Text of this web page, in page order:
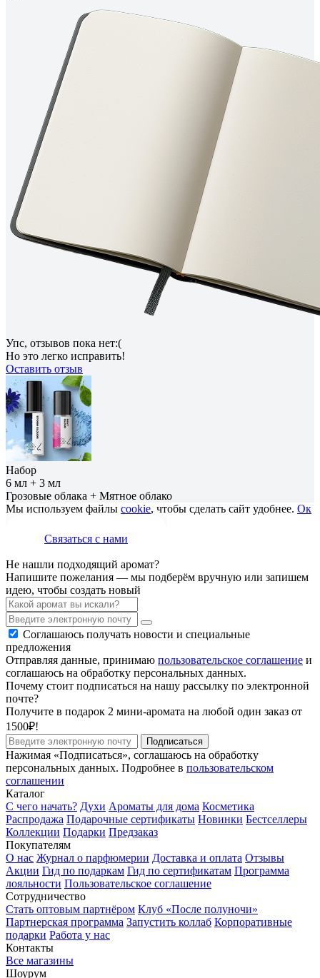
Упс, отзывов пока нет:(
Но это легко исправить!
Оставить отзыв
Набор
6 мл + 3 мл
Грозовые облака + Мятное облако
Мы используем файлы cookie, чтобы сделать сайт удобнее. Ок
Связаться с нами
Не нашли подходящий аромат?
Напишите пожелания — мы подберём вручную или запишем
идею, чтобы создать новый
Соглашаюсь получать новости и специальные
предложения
Отправляя данные, принимаю пользовательское соглашение и
соглашаюсь на обработку персональных данных.
Почему стоит подписаться на нашу рассылку по электронной
почте?
Получите в подарок 2 мини-аромата на любой один заказ от
1500₽!
Подписаться
Нажимая «Подписаться», соглашаюсь на обработку
персональных данных. Подробнее в пользовательском
соглашении
Каталог
С чего начать? Духи Ароматы для дома Косметика
Распродажа Подарочные сертификаты Новинки Бестселлеры
Коллекции Подарки Предзаказ
Покупателям
О нас Журнал о парфюмерии Доставка и оплата Отзывы
Акции Гид по подаркам Гид по сертификатам Программа
лояльности Пользовательское соглашение
Сотрудничество
Стать оптовым партнёром Клуб «После полуночи»
Партнерская программа Запустить коллаб Корпоративные
подарки Работа у нас
Контакты
Все магазины
Шоурум